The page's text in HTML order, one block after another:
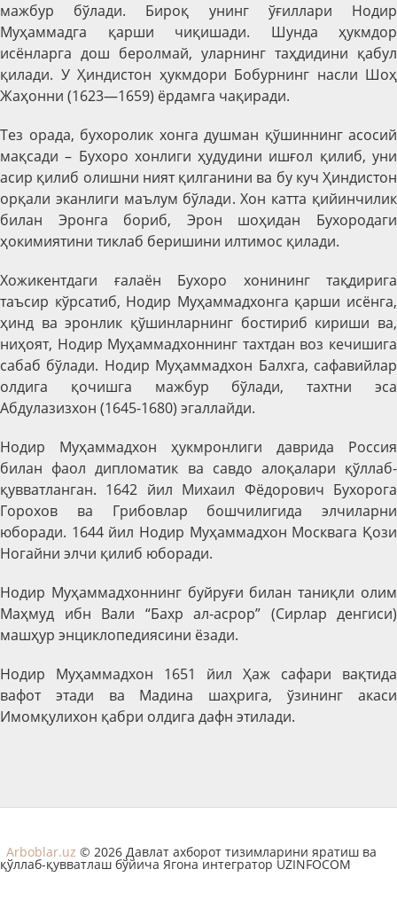
мажбур бўлади. Бироқ унинг ўғиллари Нодир
Муҳаммадга қарши чиқишади. Шунда ҳукмдор
исёнларга дош беролмай, уларнинг таҳдидини қабул
қилади. У Ҳиндистон ҳукмдори Бобурнинг насли Шоҳ
Жаҳонни (1623—1659) ёрдамга чақиради.
Тез орада, бухоролик хонга душман қўшиннинг асосий
мақсади – Бухоро хонлиги ҳудудини ишғол қилиб, уни
асир қилиб олишни ният қилганини ва бу куч Ҳиндистон
орқали эканлиги маълум бўлади. Хон катта қийинчилик
билан Эронга бориб, Эрон шоҳидан Бухородаги
ҳокимиятини тиклаб беришини илтимос қилади.
Хожикентдаги ғалаён Бухоро хонининг тақдирига
таъсир кўрсатиб, Нодир Муҳаммадхонга қарши исёнга,
ҳинд ва эронлик қўшинларнинг бостириб кириши ва,
ниҳоят, Нодир Муҳаммадхоннинг тахтдан воз кечишига
сабаб бўлади. Нодир Муҳаммадхон Балхга, сафавийлар
олдига қочишга мажбур бўлади, тахтни эса
Абдулазизхон (1645-1680) эгаллайди.
Нодир Муҳаммадхон ҳукмронлиги даврида Россия
билан фаол дипломатик ва савдо алоқалари қўллаб-
қувватланган. 1642 йил Михаил Фёдорович Бухорога
Горохов ва Грибовлар бошчилигида элчиларни
юборади. 1644 йил Нодир Муҳаммадхон Москвага Қози
Ногайни элчи қилиб юборади.
Нодир Муҳаммадхоннинг буйруғи билан таниқли олим
Маҳмуд ибн Вали “Бахр ал-асрор” (Сирлар денгиси)
машҳур энциклопедиясини ёзади.
Нодир Муҳаммадхон 1651 йил Ҳаж сафари вақтида
вафот этади ва Мадина шаҳрига, ўзининг акаси
Имомқулихон қабри олдига дафн этилади.
Arboblar.uz © 2026 Давлат ахборот тизимларини яратиш ва
қўллаб-қувватлаш бўйича Ягона интегратор UZINFOCOM